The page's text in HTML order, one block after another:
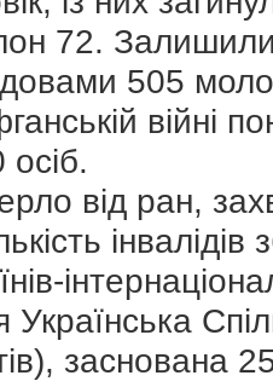
72.
505
війні
від ран,
Українська
заснована